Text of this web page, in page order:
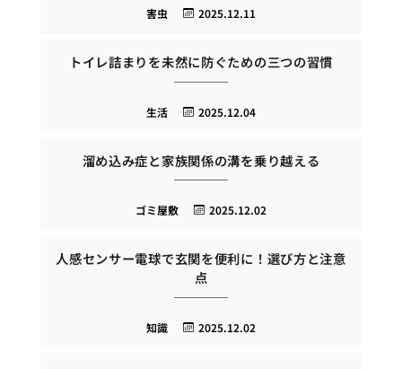
2025.12.11
害虫
トイレ詰まりを未然に防ぐための三つの習慣
2025.12.04
生活
溜め込み症と家族関係の溝を乗り越える
2025.12.02
ゴミ屋敷
人感センサー電球で玄関を便利に！選び方と注意
点
2025.12.02
知識